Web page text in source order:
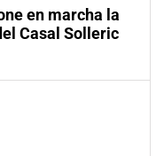
en marcha la
Casal Solleric